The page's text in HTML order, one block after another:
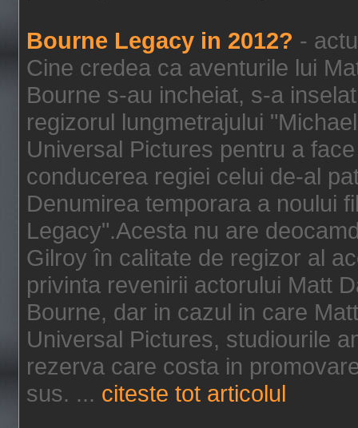
Bourne Legacy in 2012? -
Cine credea ca aventurile lui
Bourne s-au incheiat, s-a
regizorul lungmetrajului
Universal Pictures pentru a
conducerea regiei celui de-al
Denumirea temporara a noului
Legacy".Acesta nu are
Gilroy în calitate de regizor al
privinta revenirii actorului Matt
Bourne, dar in cazul in care
Universal Pictures, studiourile
rezerva care costa in
sus. ... citeste tot articolul